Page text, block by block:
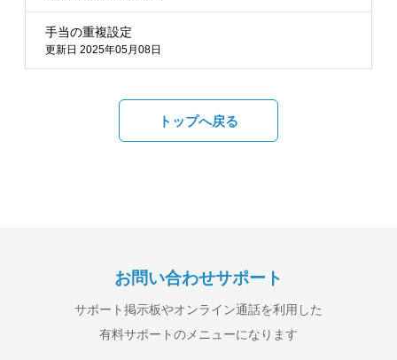
手当の重複設定
更新日 2025年05月08日
トップへ戻る
お問い合わせサポート
サポート掲示板やオンライン通話を利用した
有料サポートのメニューになります